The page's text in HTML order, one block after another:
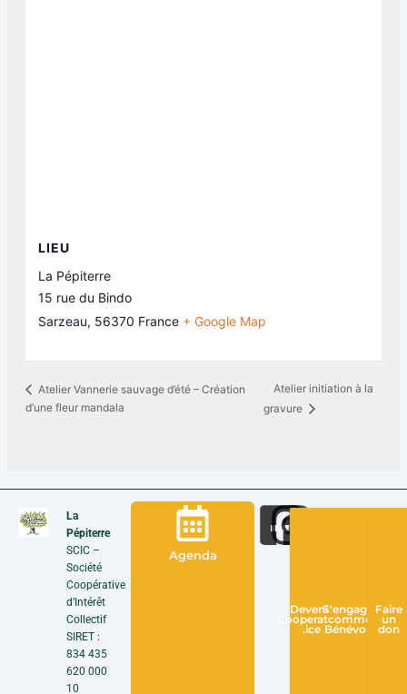
LIEU
La Pépiterre
15 rue du Bindo
Sarzeau, 56370 France + Google Map
Atelier Vannerie sauvage d’été – Création
d’une fleur mandala
Atelier initiation à la
gravure
La
Pépiterre
SCIC –
Société
Coopérative
d’Intérêt
Collectif
SIRET :
834 435
620 000
10
Agenda
Devenir
Cooperateur
.ice
S'engager
comme
Bénévole
Faire
un
don